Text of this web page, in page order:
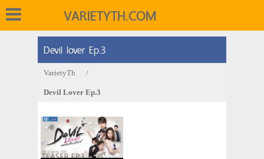
VARIETYTH.COM
Devil lover Ep.3
VarietyTh /
Devil Lover Ep.3